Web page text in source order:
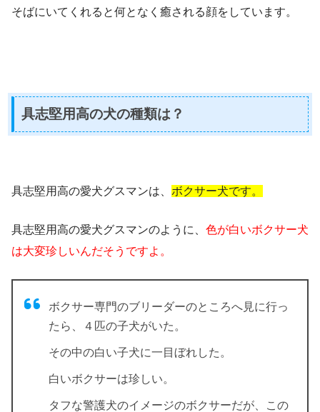
そばにいてくれると何となく癒される顔をしています。
具志堅用高の犬の種類は？
具志堅用高の愛犬グスマンは、 ボクサー犬です。
具志堅用高の愛犬グスマンのように、 色が白いボクサー犬
は大変珍しいんだそうですよ。
ボクサー専門のブリーダーのところへ見に行っ
たら、４匹の子犬がいた。
その中の白い子犬に一目ぼれした。
白いボクサーは珍しい。
タフな警護犬のイメージのボクサーだが、この